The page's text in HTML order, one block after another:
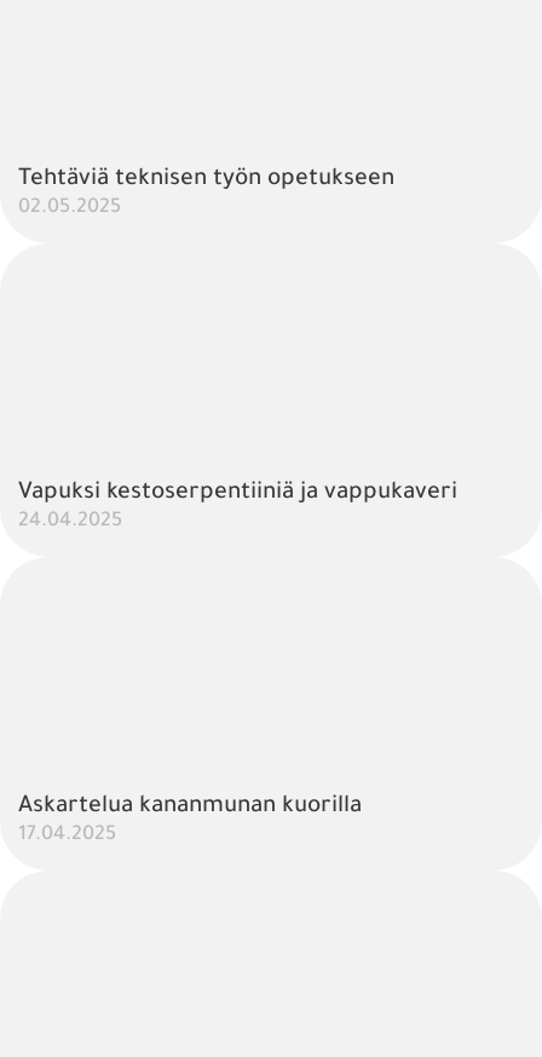
Tehtäviä teknisen työn opetukseen
02.05.2025
Vapuksi kestoserpentiiniä ja vappukaveri
24.04.2025
Askartelua kananmunan kuorilla
17.04.2025